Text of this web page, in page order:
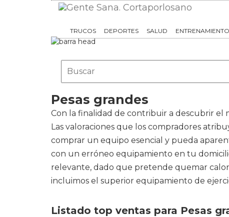
TRUCOS DEPORTES SALUD ENTRENAMIENTO
Pesas grandes
Con la finalidad de contribuir a descubrir el
Las valoraciones que los compradores
comprar un equipo esencial y pueda
con un erróneo equipamiento en tu
relevante, dado que pretende quemar
incluimos el superior equipamiento de
Listado top ventas para Pesas